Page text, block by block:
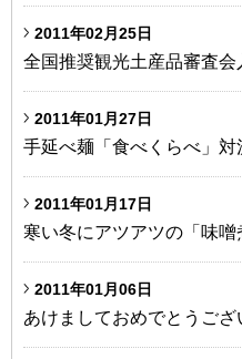
2011年02月25日
全国推奨観光土産品審査会
2011年01月27日
手延べ麺「食べくらべ」対
2011年01月17日
寒い冬にアツアツの「味噌
2011年01月06日
あけましておめでとうござ